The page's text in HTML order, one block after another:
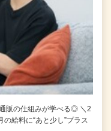
販の仕組みが学べる◎ ＼2
給料に“あと少し”プラス